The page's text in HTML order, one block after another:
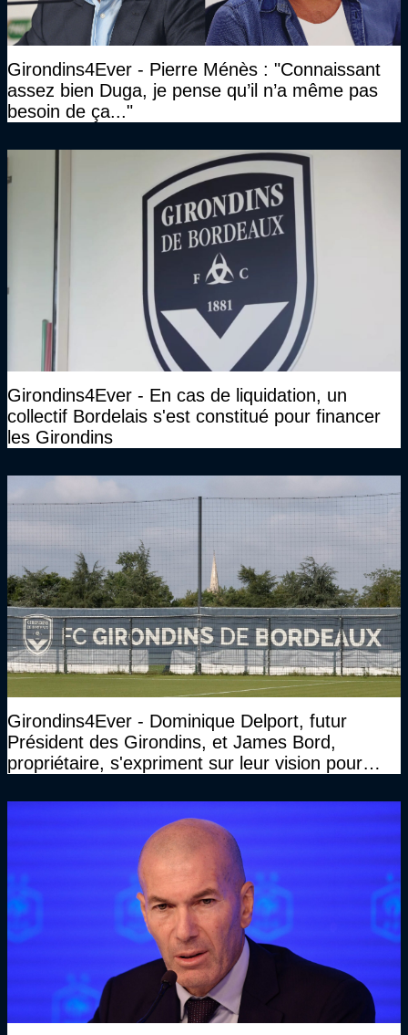
Girondins4Ever - Pierre Ménès : "Connaissant
assez bien Duga, je pense qu’il n’a même pas
besoin de ça..."
Girondins4Ever - En cas de liquidation, un
collectif Bordelais s'est constitué pour financer
les Girondins
Girondins4Ever - Dominique Delport, futur
Président des Girondins, et James Bord,
propriétaire, s'expriment sur leur vision pour